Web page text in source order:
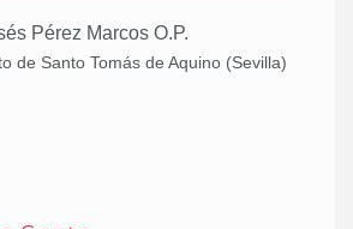
Pérez Marcos O.P.
de Santo Tomás de Aquino (Sevilla)